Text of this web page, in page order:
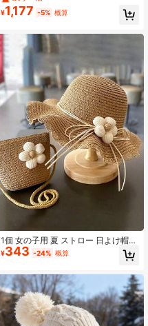
います。1セット
¥1,177 -5% 概算
1個 女の子用 夏 ストロー 日よけ帽
子、ビーチに最適な大きめブリム付
きプリンセス日よけ帽子
¥343 -24% 概算